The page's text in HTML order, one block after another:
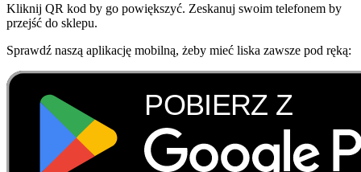
Kliknij QR kod by go powiększyć. Zeskanuj swoim telefonem by
przejść do sklepu.
Sprawdź naszą aplikację mobilną, żeby mieć liska zawsze pod ręką: